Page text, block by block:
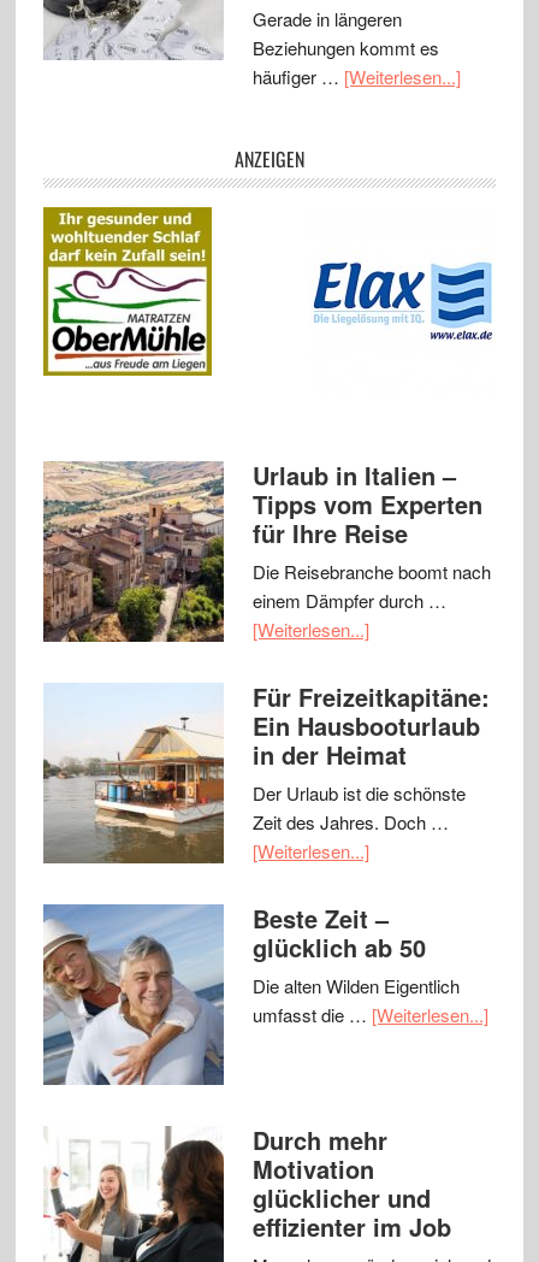
Gerade in längeren
Beziehungen kommt es
häufiger … [Weiterlesen...]
ANZEIGEN
Urlaub in Italien –
Tipps vom Experten
für Ihre Reise
Die Reisebranche boomt nach
einem Dämpfer durch …
[Weiterlesen...]
Für Freizeitkapitäne:
Ein Hausbooturlaub
in der Heimat
Der Urlaub ist die schönste
Zeit des Jahres. Doch …
[Weiterlesen...]
Beste Zeit –
glücklich ab 50
Die alten Wilden Eigentlich
umfasst die … [Weiterlesen...]
Durch mehr
Motivation
glücklicher und
effizienter im Job